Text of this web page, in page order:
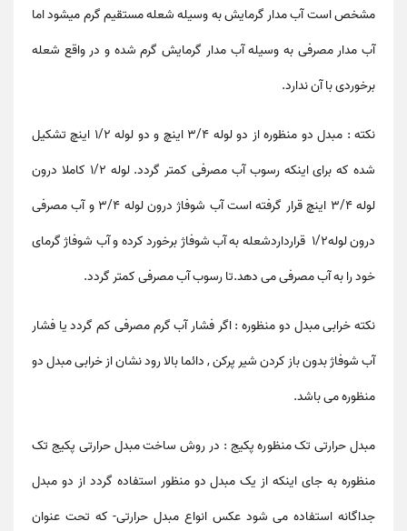
مشخص است آب مدار گرمایش به وسیله شعله مستقیم گرم میشود اما
آب مدار مصرفی به وسیله آب مدار گرمایش گرم شده و در واقع شعله
برخوردی با آن ندارد.
نکته : مبدل دو منظوره از دو لوله 3/4 اینچ و دو لوله 1/2 اینچ تشکیل
شده که برای اینکه رسوب آب مصرفی کمتر گردد. لوله 1/2 کاملا درون
لوله 3/4 اینچ قرار گرفته است آب شوفاژ درون لوله 3/4 و آب مصرفی
درون لوله1/2 قرارداردشعله به آب شوفاژ برخورد کرده و آب شوفاژ گرمای
خود را به آب مصرفی می دهد.تا رسوب آب مصرفی کمتر گردد.
نکته خرابی مبدل دو منظوره : اگر فشار آب گرم مصرفی کم گردد یا فشار
آب شوفاژ بدون باز کردن شیر پرکن , دائما بالا رود نشان از خرابی مبدل دو
منظوره می باشد.
مبدل حرارتی تک منظوره پکیج : در روش ساخت مبدل حرارتی پکیج تک
منظوره به جای اینکه از یک مبدل دو منظور استفاده گردد از دو مبدل
جداگانه استفاده می شودعکس انواع مبدل حرارتی- که تحت عنوان